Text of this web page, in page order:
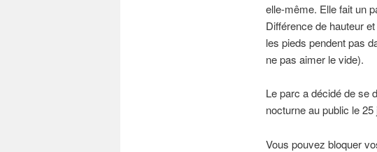
elle-même. Elle fait un
Différence de hauteur
les pieds pendent pas
ne pas aimer le vide).
Le parc a décidé de se
nocturne au public le 25
Vous pouvez bloquer